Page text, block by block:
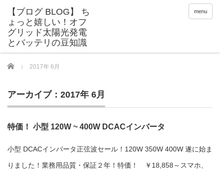
menu
Home 2017年 6月
アーカイブ：2017年 6月
特価！ 小型 120W ~ 400W DCACインバータ
小型 DCACインバータ正弦波セール！120W 350W 400W 遂に始ま
りました！業務用品質・保証２年！特価！ ￥18,858～スマホ、